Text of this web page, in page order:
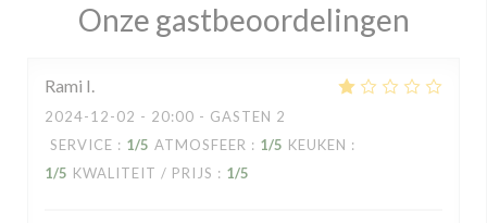
Onze gastbeoordelingen
Rami I
2024-12-02 - 20:00 - GASTEN 2
SERVICE : 1/5 ATMOSFEER : 1/5 KEUKEN :
1/5 KWALITEIT / PRIJS : 1/5